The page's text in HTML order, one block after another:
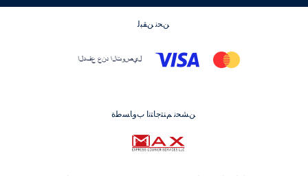
ﻦﺤﻧ ﻦﻘﺒﻟ
ﻦﺸﺤﻧ ﻢﻨﺘﺟﺎﺘﻧﺍ ﺏﻭﺎﺴﻃﺓ